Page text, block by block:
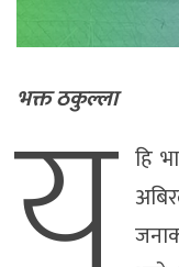
भक्त ठकुल्ला
हि